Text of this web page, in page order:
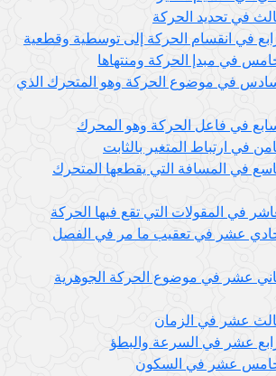
في تحديد الحركة
في انقسام الحركة إلى توسطية وقطعية
في مبدإ الحركة ومنتهاها
في موضوع الحركة وهو المتحرك الذي
في فاعل الحركة وهو المحرك
في ارتباط المتغير بالثابت
في المسافة التي يقطعها المتحرك
في المقولات التي تقع فيها الحركة
عشر في تعقيب ما مر في الفصل
عشر في موضوع الحركة الجوهرية
عشر في الزمان
عشر في السرعة والبطؤ
عشر في السكون